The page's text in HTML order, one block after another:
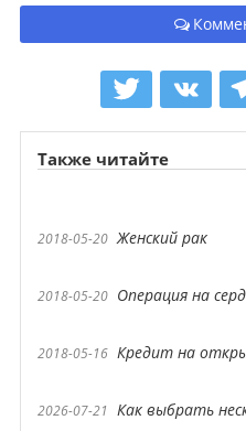
Также читайте
2018-05-20 Женский рак
2018-05-20 Операция на
2018-05-16 Кредит на
2026-07-21 Как выбрать